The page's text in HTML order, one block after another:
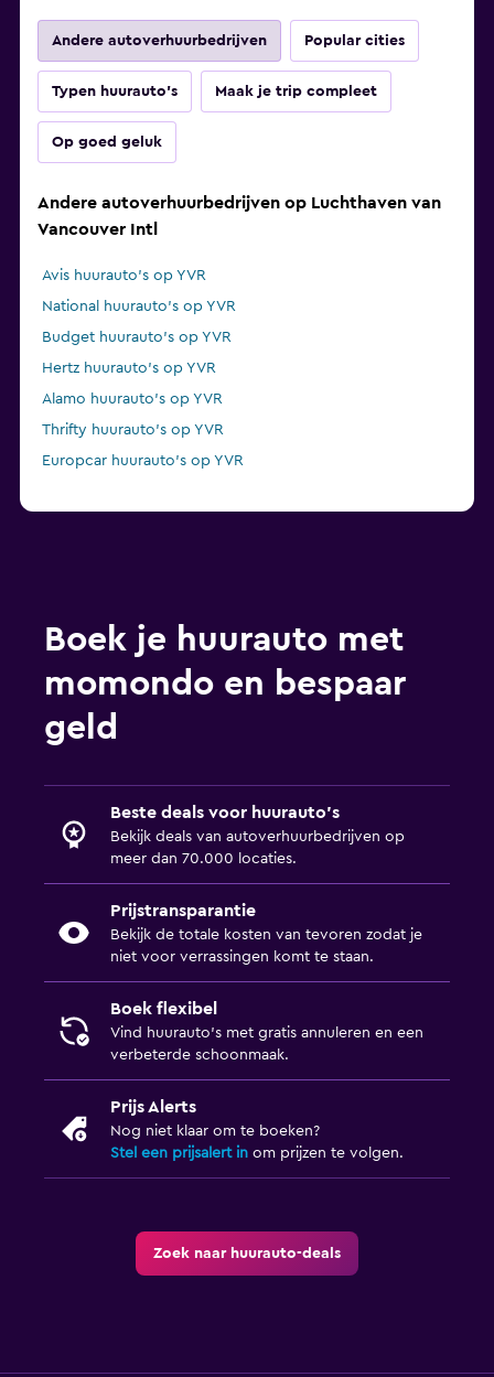
Andere autoverhuurbedrijven Popular cities
Typen huurauto's Maak je trip compleet
Op goed geluk
Andere autoverhuurbedrijven op Luchthaven van
Vancouver Intl
Avis huurauto's op YVR
National huurauto's op YVR
Budget huurauto's op YVR
Hertz huurauto's op YVR
Alamo huurauto's op YVR
Thrifty huurauto's op YVR
Europcar huurauto's op YVR
Boek je huurauto met
momondo en bespaar
geld
Beste deals voor huurauto's
Bekijk deals van autoverhuurbedrijven op
meer dan 70.000 locaties.
Prijstransparantie
Bekijk de totale kosten van tevoren zodat je
niet voor verrassingen komt te staan.
Boek flexibel
Vind huurauto's met gratis annuleren en een
verbeterde schoonmaak.
Prijs Alerts
Nog niet klaar om te boeken?
Stel een prijsalert in om prijzen te volgen.
Zoek naar huurauto-deals